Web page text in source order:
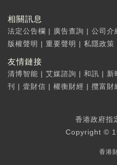
相關訊息
法定公告欄 | 廣告查詢 | 公司介
版權聲明 | 重要聲明 | 私隱政策
友情鏈接
清博智能 | 艾媒諮詢 | 和訊 | 新
刊
| 壹財信 | 權衡財經 | 攬富財
香港政府指
Copyright ©
香港